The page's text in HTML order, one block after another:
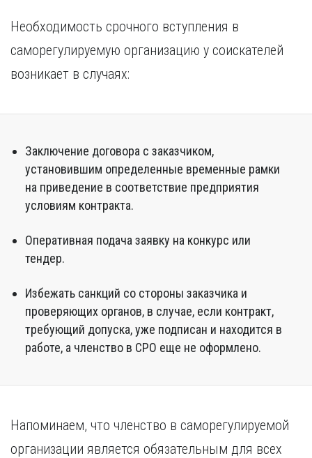
Необходимость срочного вступления в
саморегулируемую организацию у соискателей
возникает в случаях:
Заключение договора с заказчиком,
установившим определенные временные рамки
на приведение в соответствие предприятия
условиям контракта.
Оперативная подача заявку на конкурс или
тендер.
Избежать санкций со стороны заказчика и
проверяющих органов, в случае, если контракт,
требующий допуска, уже подписан и находится в
работе, а членство в СРО еще не оформлено.
Напоминаем, что членство в саморегулируемой
организации является обязательным для всех